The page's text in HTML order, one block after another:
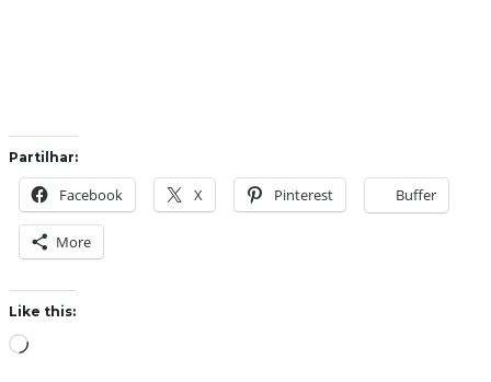
Partilhar:
Facebook X Pinterest Buffer
More
Like this:
L